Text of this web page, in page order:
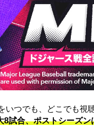
いつでも、どこでも視
8試合、ポストシーズン